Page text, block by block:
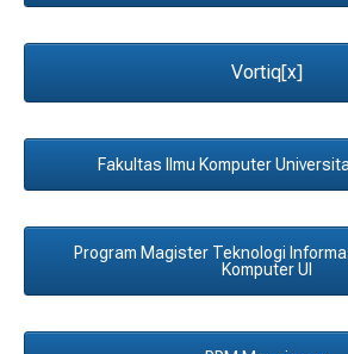
Vortiq[x]
Fakultas Ilmu Komputer
Program Magister Teknologi
Komputer UI